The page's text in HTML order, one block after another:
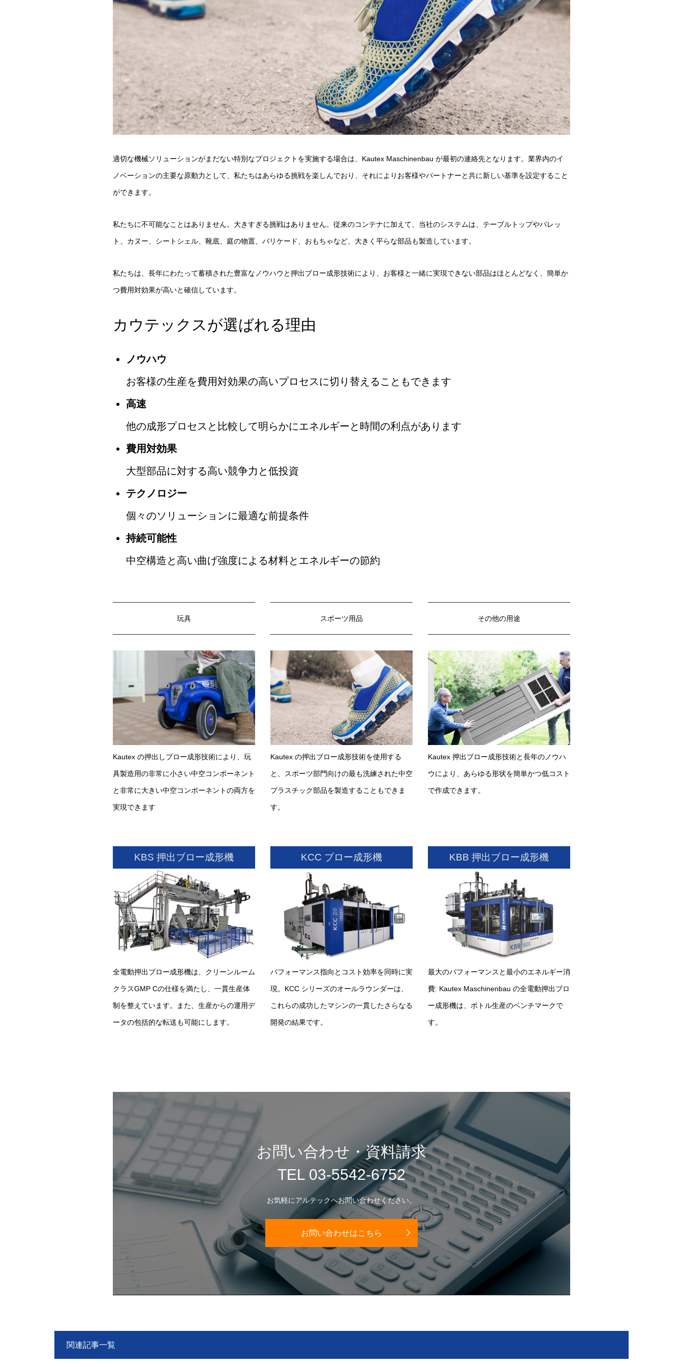
適切な機械ソリューションがまだない特別なプロジェクトを実施する場合は、Kautex Maschinenbau が最初の連絡先となります。業界内のイ
ノベーションの主要な原動力として、私たちはあらゆる挑戦を楽しんでおり、それによりお客様やパートナーと共に新しい基準を設定すること
ができます。
私たちに不可能なことはありません。大きすぎる挑戦はありません。従来のコンテナに加えて、当社のシステムは、テーブルトップやパレッ
ト、カヌー、シートシェル、靴底、庭の物置、バリケード、おもちゃなど、大きく平らな部品も製造しています。
私たちは、長年にわたって蓄積された豊富なノウハウと押出ブロー成形技術により、お客様と一緒に実現できない部品はほとんどなく、簡単か
つ費用対効果が高いと確信しています。
カウテックスが選ばれる理由
ノウハウ
お客様の生産を費用対効果の高いプロセスに切り替えることもできます
高速
他の成形プロセスと比較して明らかにエネルギーと時間の利点があります
費用対効果
大型部品に対する高い競争力と低投資
テクノロジー
個々のソリューションに最適な前提条件
持続可能性
中空構造と高い曲げ強度による材料とエネルギーの節約
玩具
Kautex の押出しブロー成形技術により、玩
具製造用の非常に小さい中空コンポーネント
と非常に大きい中空コンポーネントの両方を
実現できます
スポーツ用品
Kautex の押出ブロー成形技術を使用する
と、スポーツ部門向けの最も洗練された中空
プラスチック部品を製造することもできま
す。
その他の用途
Kautex 押出ブロー成形技術と長年のノウハ
ウにより、あらゆる形状を簡単かつ低コスト
で作成できます。
KBS 押出ブロー成形機
全電動押出ブロー成形機は、クリーンルーム
クラスGMP Cの仕様を満たし、一貫生産体
制を整えています。また、生産からの運用デ
ータの包括的な転送も可能にします。
KCC ブロー成形機
パフォーマンス指向とコスト効率を同時に実
現。KCC シリーズのオールラウンダーは、
これらの成功したマシンの一貫したさらなる
開発の結果です。
KBB 押出ブロー成形機
最大のパフォーマンスと最小のエネルギー消
費: Kautex Maschinenbau の全電動押出ブロ
ー成形機は、ボトル生産のベンチマークで
す。
お問い合わせ・資料請求
TEL 03-5542-6752
お気軽にアルテックへお問い合わせください。
お問い合わせはこちら
関連記事一覧